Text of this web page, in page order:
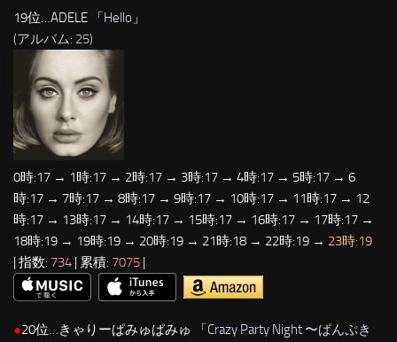
19位…ADELE 「Hello 」
(アルバム: 25)
0時:17 → 1時:17 → 2時:17 → 3時:17 → 4時:17 → 5時:17 → 6
時:17 → 7時:17 → 8時:17 → 9時:17 → 10時:17 → 11時:17 → 12
時:17 → 13時:17 → 14時:17 → 15時:17 → 16時:17 → 17時:17 →
18時:19 → 19時:19 → 20時:19 → 21時:18 → 22時:19 → 23時:19
| 指数: 734 | 累積: 7075 |
●20位…きゃりーぱみゅぱみゅ 「Crazy Party Night 〜ぱんぷき